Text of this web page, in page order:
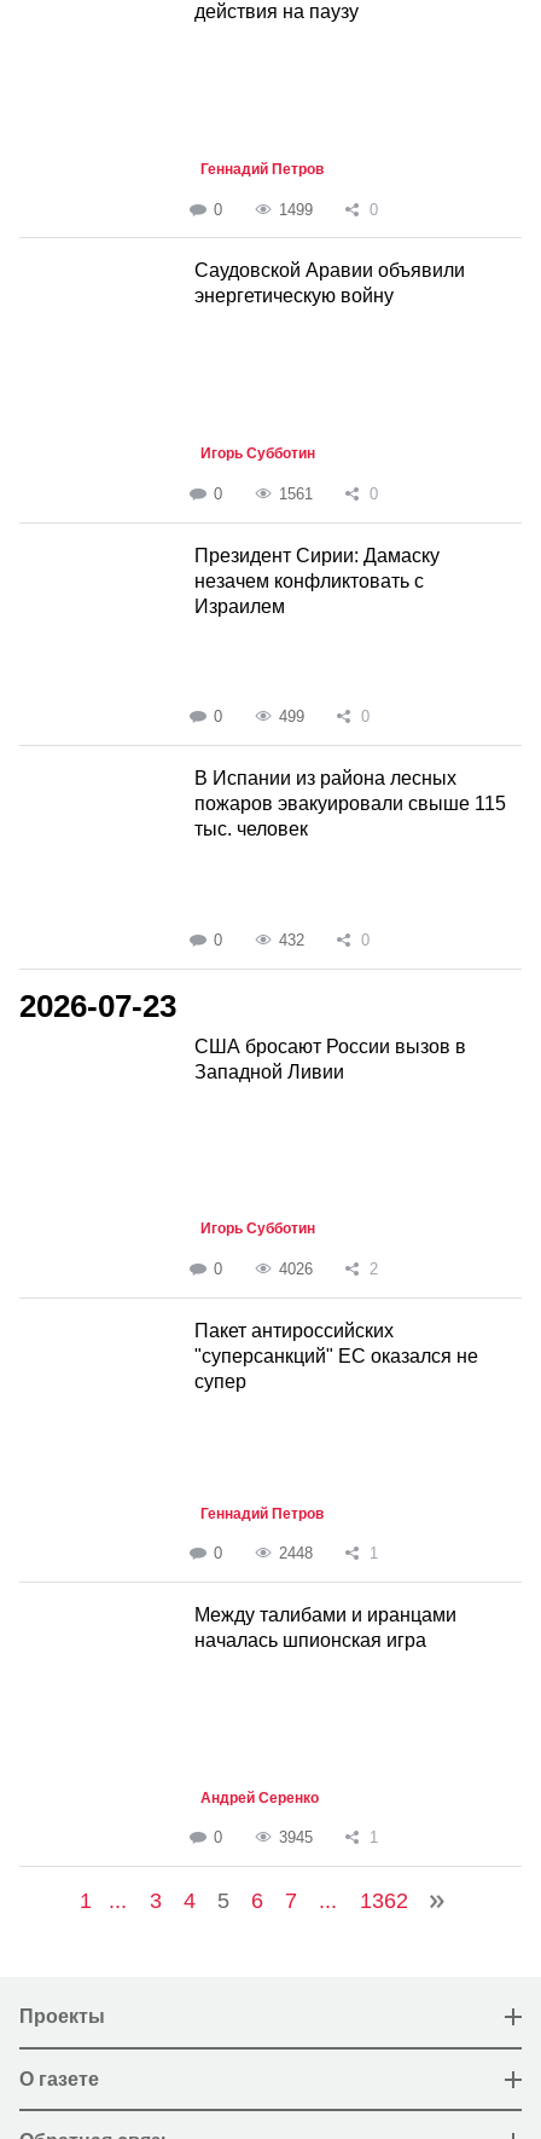
действия на паузу
Геннадий Петров
0 1499 0
Саудовской Аравии объявили
энергетическую войну
Игорь Субботин
0 1561 0
Президент Сирии: Дамаску
незачем конфликтовать с
Израилем
0 499 0
В Испании из района лесных
пожаров эвакуировали свыше 115
тыс. человек
0 432 0
2026-07-23
США бросают России вызов в
Западной Ливии
Игорь Субботин
0 4026 2
Пакет антироссийских
"суперсанкций" ЕС оказался не
супер
Геннадий Петров
0 2448 1
Между талибами и иранцами
началась шпионская игра
Андрей Серенко
0 3945 1
1 ... 3 4 5 6 7 ... 1362
Проекты
О газете